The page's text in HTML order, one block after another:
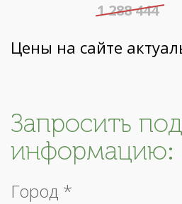
1 288 444
Цены на сайте
Запросить
информацию:
Город *